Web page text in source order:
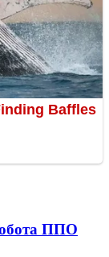
ППО